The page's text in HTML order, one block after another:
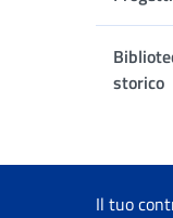
storico
Il tuo